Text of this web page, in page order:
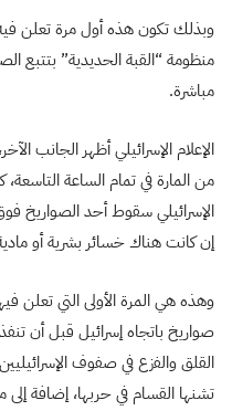
وبذلك تكون هذه أول مرة تعلن فيه
منظومة “القبة الحديدية” بتتبع
مباشرة.
الإعلام الإسرائيلي أظهر الجانب
من المارة في تمام الساعة التاسعة،
الإسرائيلي سقوط أحد الصواريخ
إن كانت هناك خسائر بشرية أو
وهذه هي المرة الأولى التي تعلن
صواريخ باتجاه إسرائيل قبل أن
القلق والفزع في صفوف
تشنها القسام في حربها، إضافة إلى